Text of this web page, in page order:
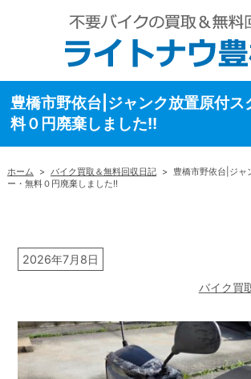
豊橋市野依台|ジャンク放置原付ス
料０円廃棄しました!!
ホーム > バイク買取＆無料回収日記 > 豊橋市野依台|ジャ
ー・無料０円廃棄しました!!
2026年7月8日
バイク買